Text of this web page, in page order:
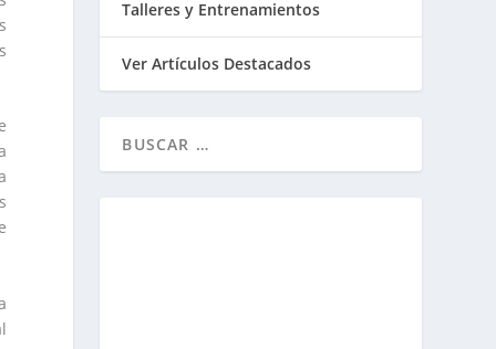
Talleres y Entrenamientos
Ver Artículos Destacados